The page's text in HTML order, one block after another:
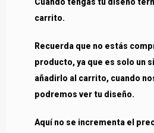
carrito.
Recuerda que no estás
producto, ya que es solo un
añadirlo al carrito, cuando
podremos ver tu diseño.
Aquí no se incrementa el